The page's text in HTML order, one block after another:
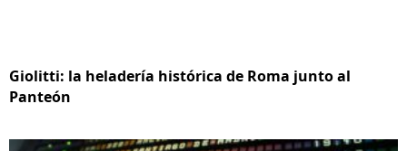
Giolitti: la heladería histórica de Roma junto al
Panteón